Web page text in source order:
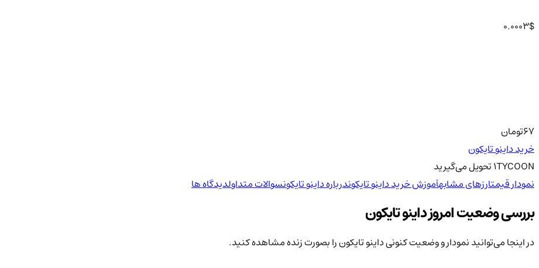
0.0003$
67تومان
خرید داینو تایکون
1TYCOON تحویلمی‌گیرید
نمودار قیمتارزهای مشابهآموزش خرید داینو تایکوندرباره داینو تایکونسوالات متداولدیدگاه ها
بررسی وضعیت امروز داینو تایکون
در اینجا می‌توانید نمودار و وضعیت کنونی داینو تایکون را بصورت زنده مشاهده کنید.